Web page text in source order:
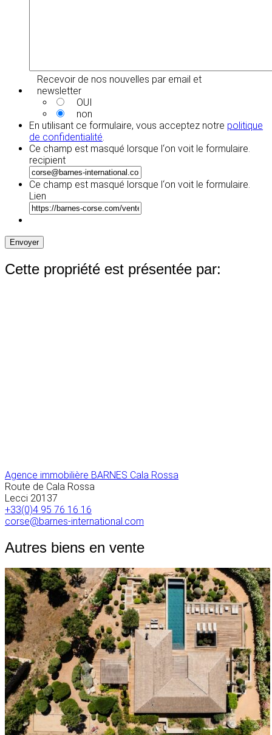
Recevoir de nos nouvelles par email et
newsletter
OUI
non
En utilisant ce formulaire, vous acceptez notre politique
de confidentialité.
Ce champ est masqué lorsque l‘on voit le formulaire.
recipient
Ce champ est masqué lorsque l‘on voit le formulaire.
Lien
Envoyer
Cette propriété est présentée par:
Agence immobilière BARNES Cala Rossa
Route de Cala Rossa
Lecci 20137
+33(0)4 95 76 16 16
corse@barnes-international.com
Autres biens en vente